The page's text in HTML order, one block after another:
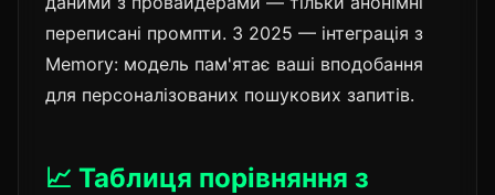
переписані промпти. З 2025 — інтеграція з
Memory: модель пам'ятає ваші вподобання
для персоналізованих пошукових запитів.
📈 Таблиця порівняння з